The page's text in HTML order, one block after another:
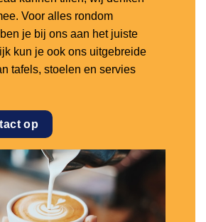
Voor alles rondom
je bij ons aan het juiste
kun je ook ons uitgebreide
tafels, stoelen en servies
op